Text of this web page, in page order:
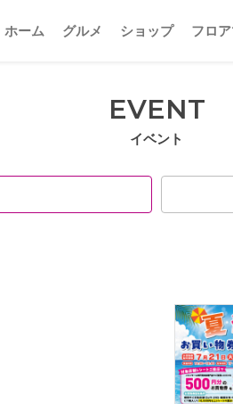
ホーム グルメ ショップ フロ
EVENT
イベント